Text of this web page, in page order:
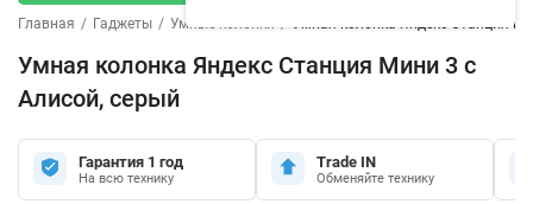
Главная / Гаджеты / Умные колонки / Умная колонка Яндекс Станция
Умная колонка Яндекс Станция Мини 3 с
Алисой, серый
Гарантия 1 год
На всю технику
Trade IN
Обменяйте технику